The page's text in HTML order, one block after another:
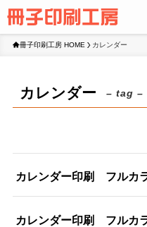
冊子印刷工房 HOME カレンダー
カレンダー – tag –
カレンダー印刷 フル
カレンダー印刷 フル